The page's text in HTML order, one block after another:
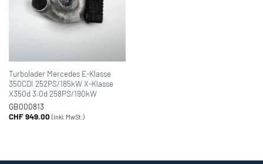
Turbolader Mercedes E-Klasse
350CDI 252PS/185kW X-Klasse
X350d 3.0d 258PS/190kW
GB000813
CHF949.00 (inkl. MwSt.)